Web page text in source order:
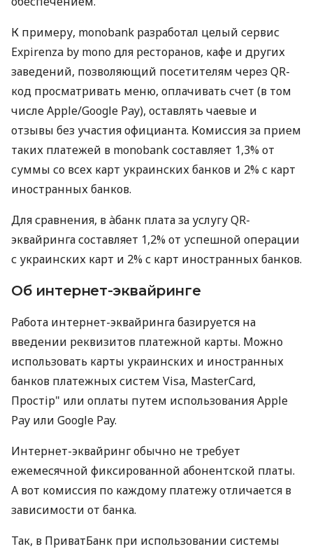
К примеру, monobank разработал целый сервис
Expirenza by mono для ресторанов, кафе и других
заведений, позволяющий посетителям через QR-
код просматривать меню, оплачивать счет (в том
числе Apple/Google Pay), оставлять чаевые и
отзывы без участия официанта. Комиссия за прием
таких платежей в monobank составляет 1,3% от
суммы со всех карт украинских банков и 2% с карт
иностранных банков.
Для сравнения, в àбанк плата за услугу QR-
эквайринга составляет 1,2% от успешной операции
с украинских карт и 2% с карт иностранных банков.
Об интернет-эквайринге
Работа интернет-эквайринга базируется на
введении реквизитов платежной карты. Можно
использовать карты украинских и иностранных
банков платежных систем Visa, MasterCard,
Простір" или оплаты путем использования Apple
Pay или Google Pay.
Интернет-эквайринг обычно не требует
ежемесячной фиксированной абонентской платы.
А вот комиссия по каждому платежу отличается в
зависимости от банка.
Так, в ПриватБанк при использовании системы